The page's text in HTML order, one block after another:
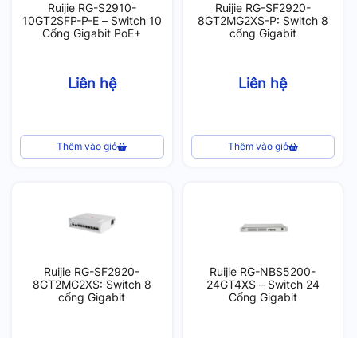
Ruijie RG-S2910-
10GT2SFP-P-E – Switch 10
Cổng Gigabit PoE+
Liên hệ
Thêm vào giỏ
Ruijie RG-SF2920-
8GT2MG2XS-P: Switch 8
cổng Gigabit
Liên hệ
Thêm vào giỏ
Ruijie RG-SF2920-
8GT2MG2XS: Switch 8
cổng Gigabit
Ruijie RG-NBS5200-
24GT4XS – Switch 24
Cổng Gigabit